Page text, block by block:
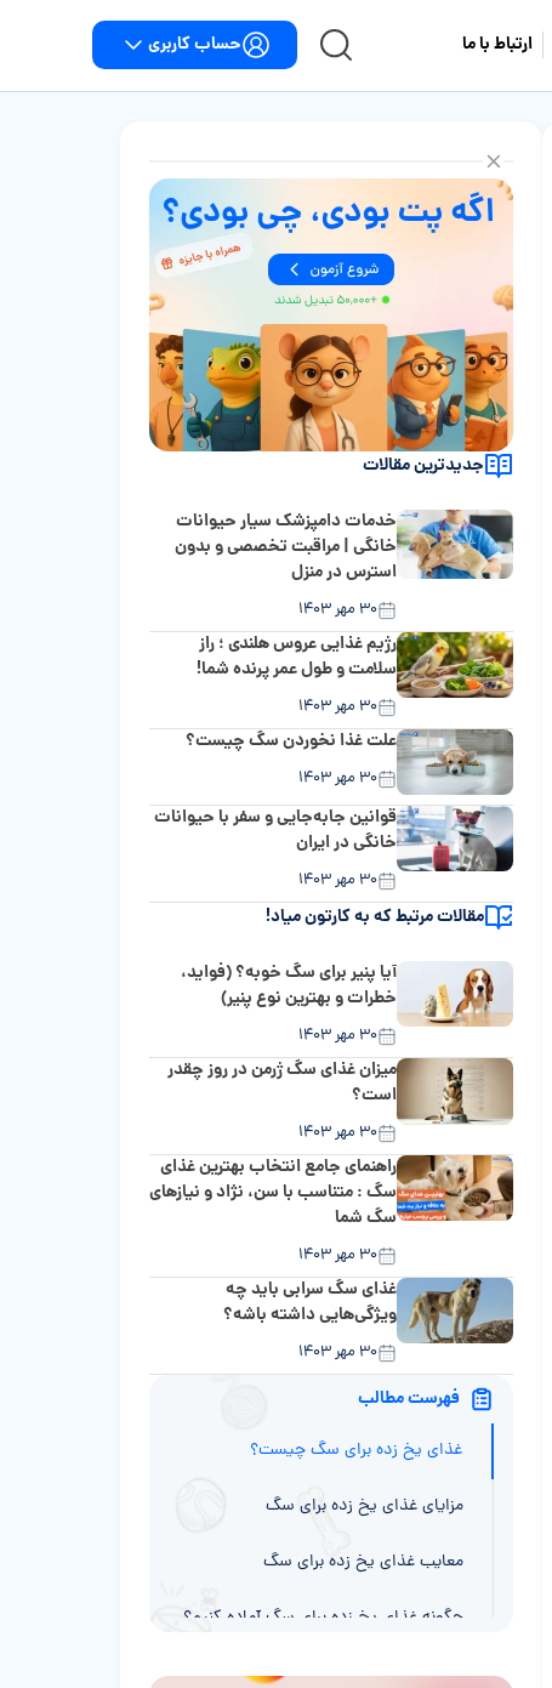
ارتباط با ما حساب کاربری
جدیدترین مقالات
خدمات دامپزشک سیار حیوانات
خانگی | مراقبت تخصصی و بدون
استرس در منزل
۳۰ مهر ۱۴۰۳
رژیم غذایی عروس هلندی ؛ راز
سلامت و طول عمر پرنده شما!
۳۰ مهر ۱۴۰۳
علت غذا نخوردن سگ چیست؟
۳۰ مهر ۱۴۰۳
قوانین جابه‌جایی و سفر با حیوانات
خانگی در ایران
۳۰ مهر ۱۴۰۳
مقالات مرتبط که به کارتون میاد!
آیا پنیر برای سگ خوبه؟ (فواید،
خطرات و بهترین نوع پنیر)
۳۰ مهر ۱۴۰۳
میزان غذای سگ ژرمن در روز چقدر
است؟
۳۰ مهر ۱۴۰۳
راهنمای جامع انتخاب بهترین غذای
سگ : متناسب با سن، نژاد و نیازهای
سگ شما
۳۰ مهر ۱۴۰۳
غذای سگ سرابی باید چه
ویژگی‌هایی داشته باشه؟
۳۰ مهر ۱۴۰۳
فهرست مطالب
غذای یخ زده برای سگ چیست؟
مزایای غذای یخ زده برای سگ
معایب غذای یخ زده برای سگ
چگونه غذای یخ زده برای سگ آماده کنیم؟
چه زمانی از غذای یخ زده برای سگ استفاده